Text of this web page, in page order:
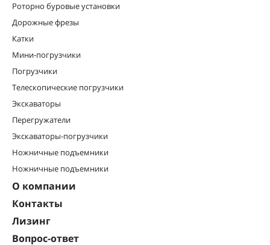
Роторно буровые установки
Дорожные фрезы
Катки
Мини-погрузчики
Погрузчики
Телескопические погрузчики
Экскаваторы
Перегружатели
Экскаваторы-погрузчики
Ножничные подъемники
Ножничные подъемники
О компании
Контакты
Лизинг
Вопрос-ответ